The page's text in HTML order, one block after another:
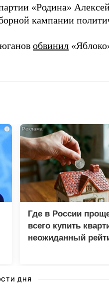
«Родина»
кампании
обвинил
i
Где в России
всего купить
неожиданный
ДНЯ